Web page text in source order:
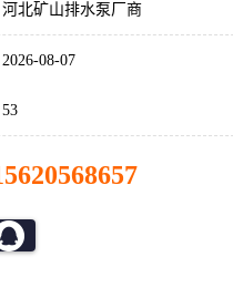
河北矿山排水泵厂商
2026-08-07
53